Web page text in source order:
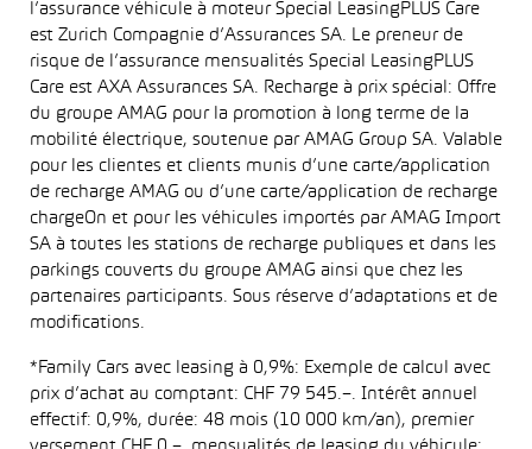
l’assurance véhicule à moteur Special LeasingPLUS Care
est Zurich Compagnie d’Assurances SA. Le preneur de
risque de l’assurance mensualités Special LeasingPLUS
Care est AXA Assurances SA. Recharge à prix spécial: Offre
du groupe AMAG pour la promotion à long terme de la
mobilité électrique, soutenue par AMAG Group SA. Valable
pour les clientes et clients munis d’une carte/application
de recharge AMAG ou d’une carte/application de recharge
chargeOn et pour les véhicules importés par AMAG Import
SA à toutes les stations de recharge publiques et dans les
parkings couverts du groupe AMAG ainsi que chez les
partenaires participants. Sous réserve d’adaptations et de
modifications.
*Family Cars avec leasing à 0,9%: Exemple de calcul avec
prix d’achat au comptant: CHF 79 545.–. Intérêt annuel
effectif: 0,9%, durée: 48 mois (10 000 km/an), premier